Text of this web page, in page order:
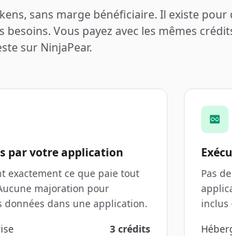
sans marge bénéficiaire. Il existe pour
Vous payez avec les mêmes
sur NinjaPear.
par votre application
exactement ce que paie tout
majoration pour
données dans une application.
3 crédits
Pas
inclus